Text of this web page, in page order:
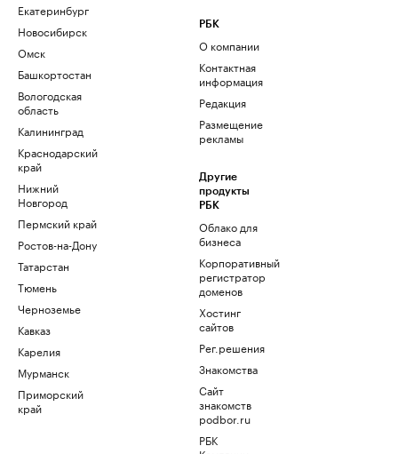
Екатеринбург
Новосибирск
Омск
Башкортостан
Вологодская
область
Калининград
Краснодарский
край
Нижний
Новгород
Пермский край
Ростов-на-Дону
Татарстан
Тюмень
Черноземье
Кавказ
Карелия
Мурманск
Приморский
край
РБК
О компании
Контактная
информация
Редакция
Размещение
рекламы
Другие
продукты
РБК
Облако для
бизнеса
Корпоративный
регистратор
доменов
Хостинг
сайтов
Рег.решения
Знакомства
Сайт
знакомств
podbor.ru
РБК